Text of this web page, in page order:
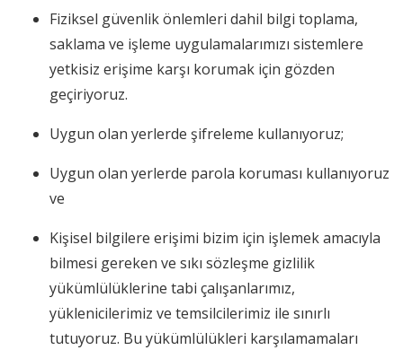
Fiziksel güvenlik önlemleri dahil bilgi toplama,
saklama ve işleme uygulamalarımızı sistemlere
yetkisiz erişime karşı korumak için gözden
geçiriyoruz.
Uygun olan yerlerde şifreleme kullanıyoruz;
Uygun olan yerlerde parola koruması kullanıyoruz
ve
Kişisel bilgilere erişimi bizim için işlemek amacıyla
bilmesi gereken ve sıkı sözleşme gizlilik
yükümlülüklerine tabi çalışanlarımız,
yüklenicilerimiz ve temsilcilerimiz ile sınırlı
tutuyoruz. Bu yükümlülükleri karşılamamaları